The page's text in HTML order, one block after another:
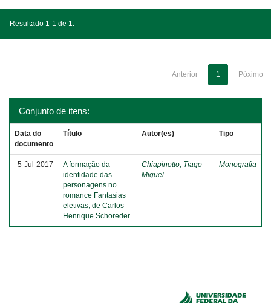
Resultado 1-1 de 1.
Anterior 1 Póximo
Conjunto de itens:
Data do
documento
Título Autor(es) Tipo
5-Jul-2017
A formação da
identidade das
personagens no
romance Fantasias
eletivas, de Carlos
Henrique Schoreder
Chiapinotto, Tiago
Miguel
Monografia